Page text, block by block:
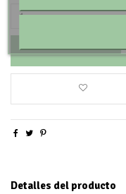
Detalles del producto